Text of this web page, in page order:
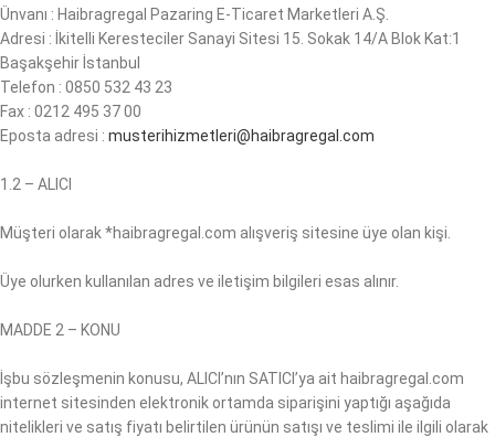
Ünvanı : Haibragregal Pazaring E-Ticaret Marketleri A.Ş.
Adresi : İkitelli Keresteciler Sanayi Sitesi 15. Sokak 14/A Blok Kat:1
Başakşehir İstanbul
Telefon : 0850 532 43 23
Fax : 0212 495 37 00
Eposta adresi : musterihizmetleri@haibragregal.com
1.2 – ALICI
Müşteri olarak *haibragregal.com alışveriş sitesine üye olan kişi.
Üye olurken kullanılan adres ve iletişim bilgileri esas alınır.
MADDE 2 – KONU
İşbu sözleşmenin konusu, ALICI’nın SATICI’ya ait haibragregal.com
internet sitesinden elektronik ortamda siparişini yaptığı aşağıda
nitelikleri ve satış fiyatı belirtilen ürünün satışı ve teslimi ile ilgili olarak